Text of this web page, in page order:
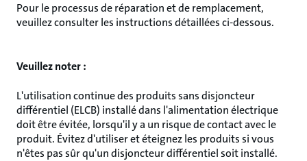
Pour le processus de réparation et de remplacement,
veuillez consulter les instructions détaillées ci-dessous.
Veuillez noter :
L'utilisation continue des produits sans disjoncteur
différentiel (ELCB) installé dans l'alimentation électrique
doit être évitée, lorsqu'il y a un risque de contact avec le
produit. Évitez d'utiliser et éteignez les produits si vous
n'êtes pas sûr qu'un disjoncteur différentiel soit installé.